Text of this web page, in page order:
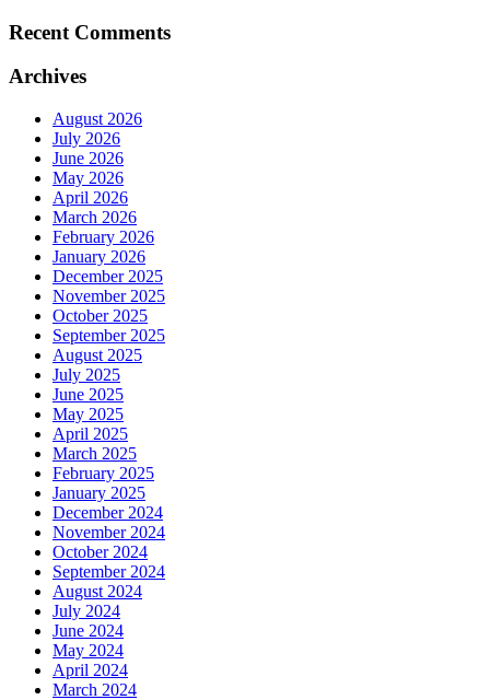
Recent Comments
Archives
August 2026
July 2026
June 2026
May 2026
April 2026
March 2026
February 2026
January 2026
December 2025
November 2025
October 2025
September 2025
August 2025
July 2025
June 2025
May 2025
April 2025
March 2025
February 2025
January 2025
December 2024
November 2024
October 2024
September 2024
August 2024
July 2024
June 2024
May 2024
April 2024
March 2024